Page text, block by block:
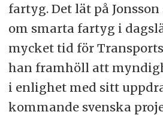
fartyg. Det lät på
om smarta fartyg i
mycket tid för
han framhöll att
i enlighet med sitt
kommande svenska